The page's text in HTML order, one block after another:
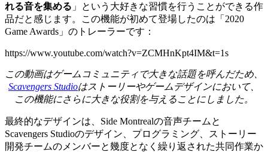
れる音を集める 」という大好きな習慣を行うことができる作
品だと感じます。この機能が初めて登場したのは「2020
Game Awards」のトレーラーです：
https://www.youtube.com/watch?v=ZCMHnKpt4IM&t=1s
この動画はゲームコミュニティで大きな話題を呼んだため、
Scavengers Studioはストーリーやゲームデザインにおいて、
この機能にさらに大きな役割を与えることにしました。
最終的なデザインは、Side Montrealの音声チームと
Scavengers Studioのデザイン、プログラミング、ストーリー
開発チームのメンバーと幾度となく繰り返された共同作業か